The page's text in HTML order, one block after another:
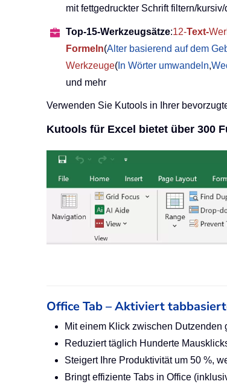
mit fettgedruckter Schrift filtern/
Top-15-Werkzeugsätze:12-Text-
Formeln(Alter basierend auf dem
Werkzeuge( In Wörter umwandeln,
und mehr
Verwenden Sie Kutools in Ihrer
Kutools für Excel bietet über 300
Office Tab – Aktiviert
Mit einem Klick zwischen Dutzenden
Reduziert täglich Hunderte
Steigert Ihre Produktivität um 50 %,
Bringt effiziente Tabs in Office